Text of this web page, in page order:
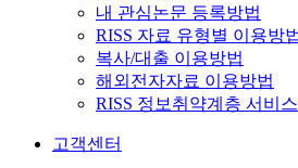
내 관심논문 등록방법
RISS 자료 유형별 이용방
복사/대출 이용방법
해외전자자료 이용방법
RISS 정보취약계층 서비
고객센터